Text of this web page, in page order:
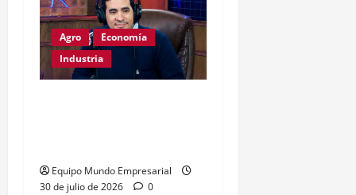
Agro
Economía
Industria
Equipo Mundo Empresarial
30 de julio de 2026
0